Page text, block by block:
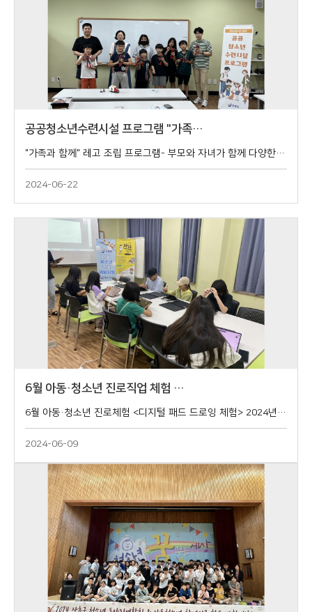
공공청소년수련시설 프로그램 "가족…
"가족과 함께" 레고 조립 프로그램​- 부모와 자녀가 함께 다양한 테마의 레고 세트를 조립하며 서로 이해하고 소통할 수 있는 기회를 제공한다.2024. 06. 22.(토) 13:00 ~ 15:00장흥군청소년수련관 1층 꿈뜨락실
2024-06-22
6월 아동·청소년 진로직업 체험 …
6월 아동·청소년 진로체험 <디지털 패드 드로잉 체험> 2024년 6월 8일 토요일 14:00~16:00 장흥군청소년수련관 1층 스터디룸
2024-06-09